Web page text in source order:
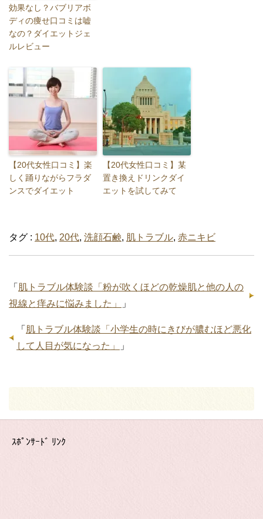
効果なし？バブリアボ
ディの痩せ口コミは嘘
なの？ダイエットジェ
ルレビュー
【20代女性口コミ】楽
しく踊りながらフラダ
ンスでダイエット
【20代女性口コミ】某
置き換えドリンクダイ
エットを試してみて
タグ : 10代, 20代, 洗顔石鹸, 肌トラブル, 赤ニキビ
「 肌トラブル体験談「粉が吹くほどの乾燥肌と他の人の
視線と痒みに悩みました」
」
「 肌トラブル体験談「小学生の時にきびが膿むほど悪化
して人目が気になった」
」
ｽﾎﾟﾝｻｰﾄﾞ ﾘﾝｸ